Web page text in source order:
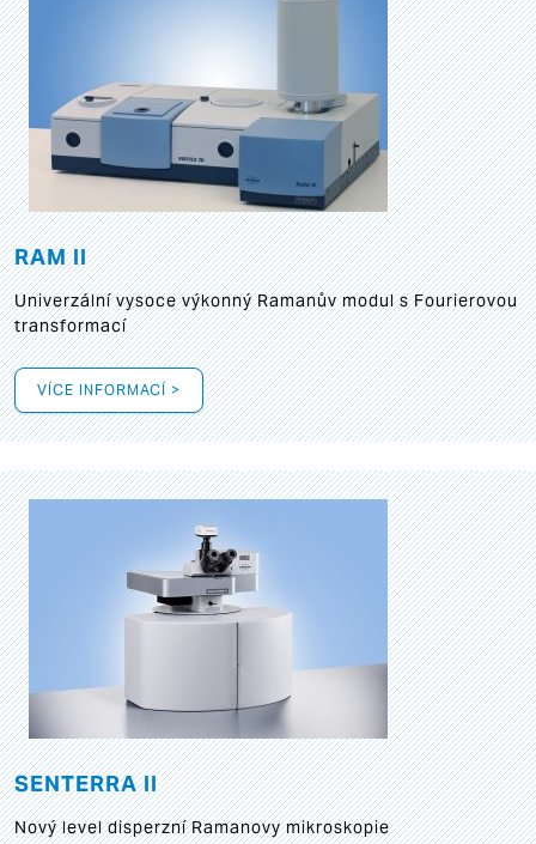
RAM II
Univerzální vysoce výkonný Ramanův modul s Fourierovou
transformací
VÍCE INFORMACÍ >
SENTERRA II
Nový level disperzní Ramanovy mikroskopie